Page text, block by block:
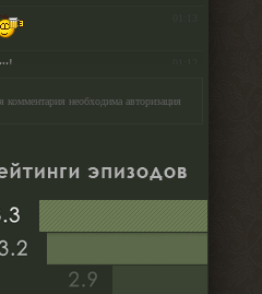
комментария необходима авторизация